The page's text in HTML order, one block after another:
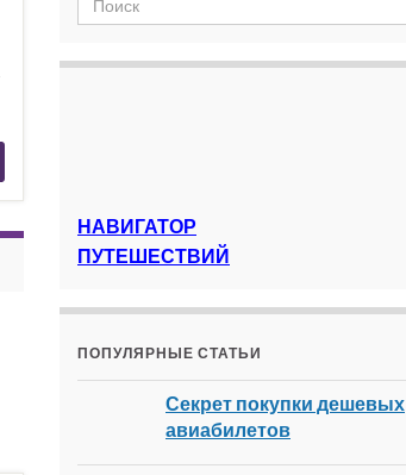
НАВИГАТОР
ПУТЕШЕСТВИЙ
ПОПУЛЯРНЫЕ СТАТЬИ
Секрет покупки дешевых
авиабилетов